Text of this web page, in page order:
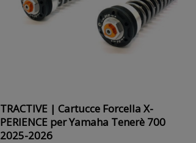
TRACTIVE | Cartucce Forcella X-
PERIENCE per Yamaha Tenerè 700
2025-2026